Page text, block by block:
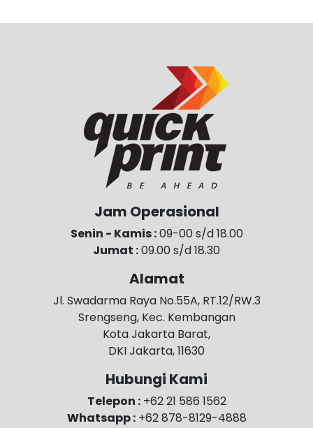
Jam Operasional
Senin - Kamis :09-00 s/d 18.00
Jumat :09.00 s/d 18.30
Alamat
Jl. Swadarma Raya No.55A, RT.12/RW.3
Srengseng, Kec. Kembangan
Kota Jakarta Barat,
DKI Jakarta, 11630
Hubungi Kami
Telepon :+62 21 586 1562
Whatsapp :+62 878-8129-4888